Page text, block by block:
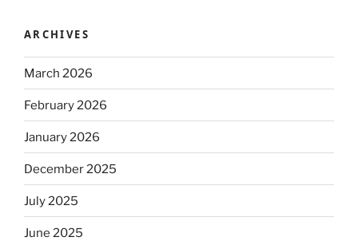
ARCHIVES
March 2026
February 2026
January 2026
December 2025
July 2025
June 2025